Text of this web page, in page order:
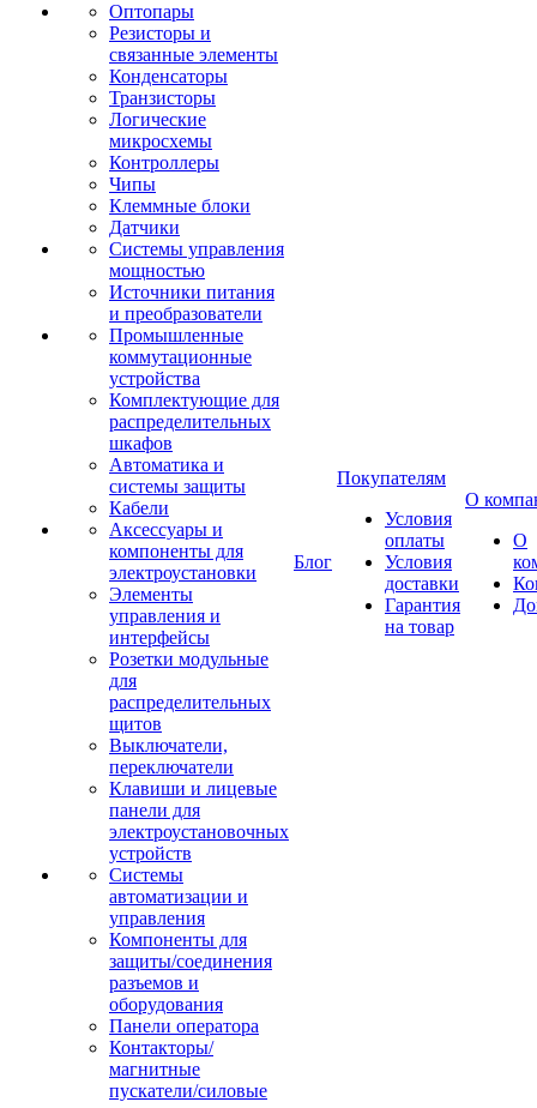
Оптопары
Резисторы и
связанные элементы
Конденсаторы
Транзисторы
Логические
микросхемы
Контроллеры
Чипы
Клеммные блоки
Датчики
Системы управления
мощностью
Источники питания
и преобразователи
Промышленные
коммутационные
устройства
Комплектующие для
распределительных
шкафов
Автоматика и
системы защиты
Кабели
Аксессуары и
компоненты для
электроустановки
Элементы
управления и
интерфейсы
Розетки модульные
для
распределительных
щитов
Выключатели,
переключатели
Клавиши и лицевые
панели для
электроустановочных
устройств
Системы
автоматизации и
управления
Компоненты для
защиты/соединения
разъемов и
оборудования
Панели оператора
Контакторы/
магнитные
пускатели/силовые
Блог
Покупателям
Условия
оплаты
Условия
доставки
Гарантия
на товар
О
О